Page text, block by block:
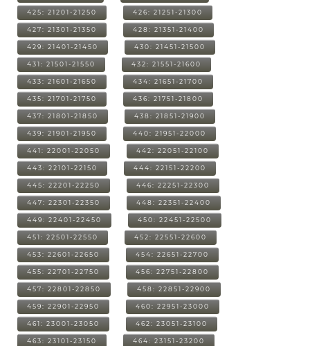
425: 21201-21250 426: 21251-21300
427: 21301-21350 428: 21351-21400
429: 21401-21450 430: 21451-21500
431: 21501-21550 432: 21551-21600
433: 21601-21650 434: 21651-21700
435: 21701-21750 436: 21751-21800
437: 21801-21850 438: 21851-21900
439: 21901-21950 440: 21951-22000
441: 22001-22050 442: 22051-22100
443: 22101-22150 444: 22151-22200
445: 22201-22250 446: 22251-22300
447: 22301-22350 448: 22351-22400
449: 22401-22450 450: 22451-22500
451: 22501-22550 452: 22551-22600
453: 22601-22650 454: 22651-22700
455: 22701-22750 456: 22751-22800
457: 22801-22850 458: 22851-22900
459: 22901-22950 460: 22951-23000
461: 23001-23050 462: 23051-23100
463: 23101-23150 464: 23151-23200